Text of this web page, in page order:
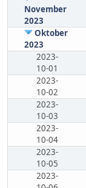
November
2023
Oktober
2023
2023-
10-01
2023-
10-02
2023-
10-03
2023-
10-04
2023-
10-05
2023-